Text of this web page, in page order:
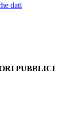
dati
PUBBLICI